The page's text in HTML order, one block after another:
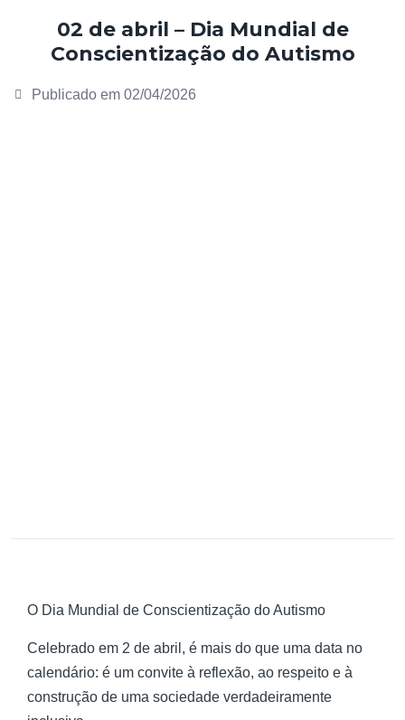
02 de abril – Dia Mundial de
Conscientização do Autismo
Publicado em 02/04/2026
O Dia Mundial de Conscientização do Autismo
Celebrado em 2 de abril, é mais do que uma data no
calendário: é um convite à reflexão, ao respeito e à
construção de uma sociedade verdadeiramente